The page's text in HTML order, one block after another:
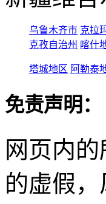
乌鲁木齐市 克拉
克孜自治州 喀什
塔城地区 阿勒泰
免责声明：
网页内
的虚假